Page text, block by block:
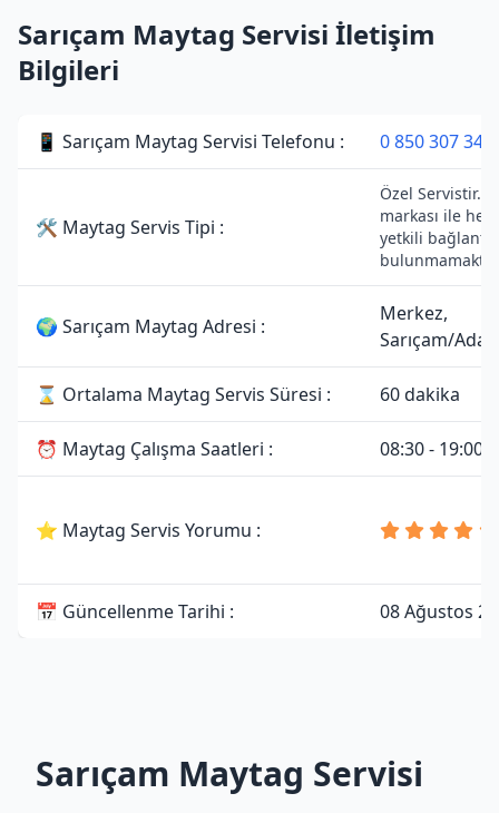
Sarıçam Maytag Servisi İletişim
Bilgileri
📱 Sarıçam Maytag Servisi Telefonu : 0 850 307 34
🛠 Maytag Servis Tipi :
Özel Servistir.
markası ile
yetkili
🌍 Sarıçam Maytag Adresi :
Merkez,
Sarıçam/
⌛ Ortalama Maytag Servis Süresi : 60 dakika
⏰ Maytag Çalışma Saatleri : 08:30 - 19:00
⭐ Maytag Servis Yorumu :
📅 Güncellenme Tarihi : 08 Ağustos
Sarıçam Maytag Servisi